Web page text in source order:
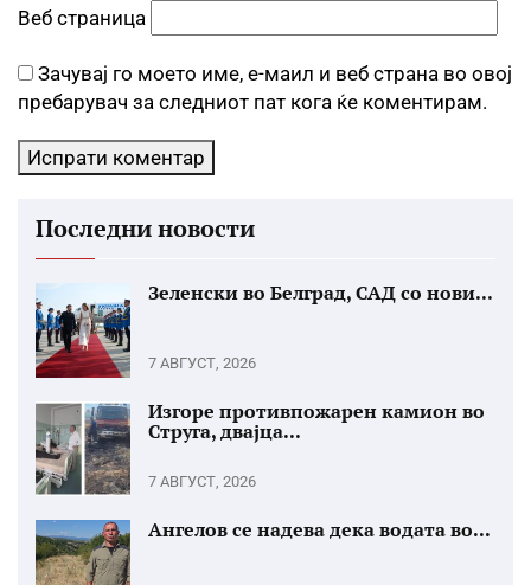
Веб страница
Зачувај го моето име, е-маил и веб страна во овој
пребарувач за следниот пат кога ќе коментирам.
Последни новости
Зеленски во Белград, САД со нови...
7 АВГУСТ, 2026
Изгоре противпожарен камион во
Струга, двајца...
7 АВГУСТ, 2026
Ангелов се надева дека водата во...